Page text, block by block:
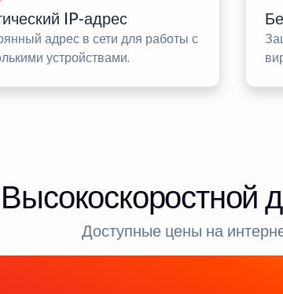
IP-адрес
адрес в сети для работы с
устройствами.
Высокоскоростной
Доступные цены на